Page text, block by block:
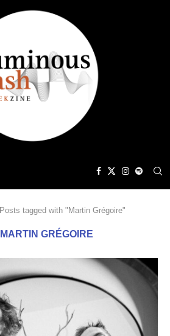
Posts tagged with "Martin Grégoire"
MARTIN GRÉGOIRE